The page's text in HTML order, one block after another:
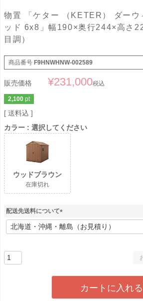
物置 「ケター （KETER） ダーウ
ッド 6x8」幅190×奥行244×高さ
目調）
商品番号 F9HNWHNW-002589
販売価格 ¥231,000税込
2,100 pt
送料込
カラー
選択してください
ウッドブラウン
在庫切れ
配送先送料について
(
必
カートに入れる